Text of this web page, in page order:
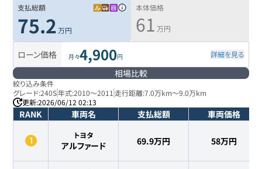
支払総額
75.2 万円
本体価格
61 万円
ローン価格 月々4,900円 詳細を見る
相場比較
絞り込み条件
グレード:240S年式:2010～2011 走行距離:7.0万km～9.0万km
更新:2026/06/12 02:13
RANK 車両名 支払総額 車両価格
トヨタ
アルファード 69.9万円 58万円